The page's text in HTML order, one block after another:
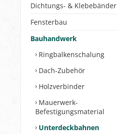
Dichtungs- & Klebebänder
Fensterbau
Bauhandwerk
Ringbalkenschalung
Dach-Zubehör
Holzverbinder
Mauerwerk-
Befestigungsmaterial
Unterdeckbahnen